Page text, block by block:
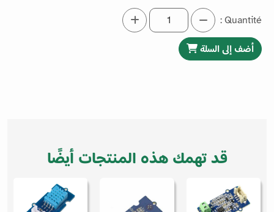
Quantité :
أضف إلى السلة
قد تهمك هذه المنتجات أيضًا